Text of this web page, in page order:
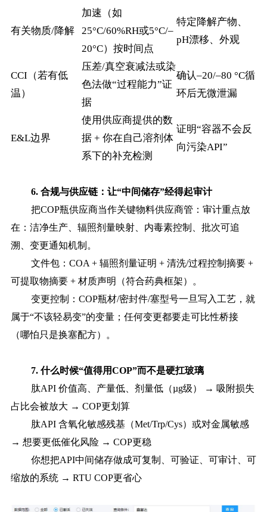
有关物质/降解
加速（如
25°C/60%RH或5°C/–
20°C）按时间点
特定降解产物、
pH漂移、外观
CCI（若有低
温）
压差/真空衰减法或染
色法做“过程能力”证
据
确认–20/–80 °C循
环后无微泄漏
E&L边界
使用供应商提供的数
据 + 你在自己溶剂体
系下的补充检测
证明“容器不会反
向污染API”
6. 合规与供应链：让“中间储存”经得起审计
把COP瓶供应商当作关键物料供应商管：审计重点放
在：洁净生产、辐照剂量映射、内毒素控制、批次可追
溯、变更通知机制。
文件包： COA + 辐照剂量证明 + 清洗/过程控制摘要 +
可提取物摘要 + 材质声明（符合药典框架）。
变更控制： COP瓶材/密封件/塞型号一旦写入工艺，就
属于“不该轻易变”的变量；任何变更都要走可比性桥接
（哪怕只是换塞配方）。
7. 什么时候“值得用COP”而不是硬扛玻璃
肽API 价值高、产量低、剂量低（µg级） → 吸附损失
占比会被放大 → COP更划算
肽API 含氧化敏感残基（Met/Trp/Cys）或对金属敏感
→ 想要更低催化风险 → COP更稳
你想把API中间储存做成可复制、可验证、可审计、可
缩放的系统 → RTU COP更省心